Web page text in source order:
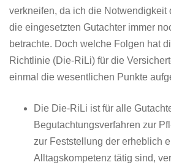
verkneifen, da ich die Notwendigkeit
die eingesetzten Gutachter immer
betrachte. Doch welche Folgen hat
Richtlinie (Die-RiLi) für die
einmal die wesentlichen Punkte
Die Die-RiLi ist für alle
Begutachtungsverfahren zur
zur Feststellung der erheblich
Alltagskompetenz tätig sind,